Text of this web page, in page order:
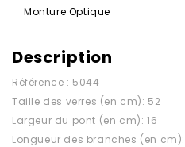
Monture Optique
Description
Référence : 5044
Taille des verres (en cm): 52
Largeur du pont (en cm): 16
Longueur des branches (en cm):